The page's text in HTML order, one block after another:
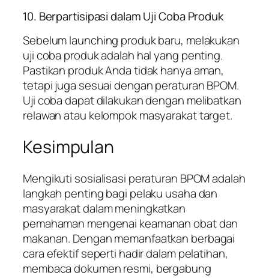
10. Berpartisipasi dalam Uji Coba Produk
Sebelum launching produk baru, melakukan
uji coba produk adalah hal yang penting.
Pastikan produk Anda tidak hanya aman,
tetapi juga sesuai dengan peraturan BPOM.
Uji coba dapat dilakukan dengan melibatkan
relawan atau kelompok masyarakat target.
Kesimpulan
Mengikuti sosialisasi peraturan BPOM adalah
langkah penting bagi pelaku usaha dan
masyarakat dalam meningkatkan
pemahaman mengenai keamanan obat dan
makanan. Dengan memanfaatkan berbagai
cara efektif seperti hadir dalam pelatihan,
membaca dokumen resmi, bergabung